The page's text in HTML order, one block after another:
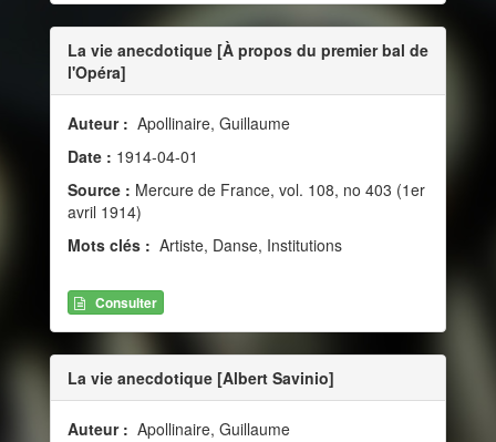
La vie anecdotique [À propos du premier bal de
l'Opéra]
Auteur : Apollinaire, Guillaume
Date : 1914-04-01
Source : Mercure de France, vol. 108, no 403 (1er
avril 1914)
Mots clés : Artiste, Danse, Institutions
Consulter
La vie anecdotique [Albert Savinio]
Auteur : Apollinaire, Guillaume